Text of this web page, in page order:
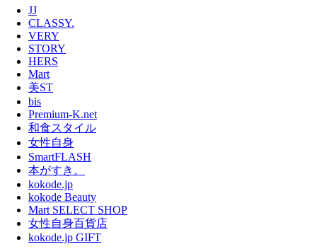
JJ
CLASSY.
VERY
STORY
HERS
Mart
美ST
bis
Premium-K.net
和食スタイル
女性自身
SmartFLASH
本がすき。
kokode.jp
kokode Beauty
Mart SELECT SHOP
女性自身百貨店
kokode.jp GIFT